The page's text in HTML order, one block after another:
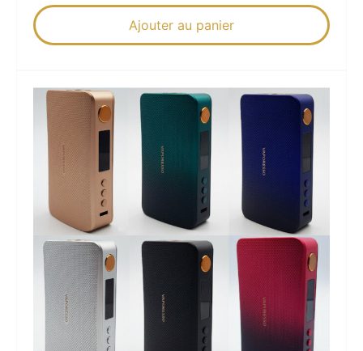
Ajouter au panier